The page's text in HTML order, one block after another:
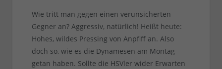
Wie tritt man gegen einen verunsicherten
Gegner an? Aggressiv, natürlich! Heißt heute:
Hohes, wildes Pressing von Anpfiff an. Also
doch so, wie es die Dynamesen am Montag
getan haben. Sollte die HSVler wider Erwarten